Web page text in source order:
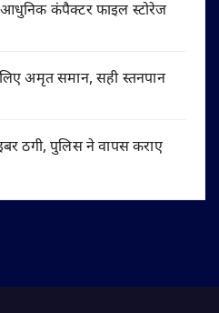
कंपैक्टर फाइल स्टोरेज
अमृत समान, सही स्तनपान
ठगी, पुलिस ने वापस कराए